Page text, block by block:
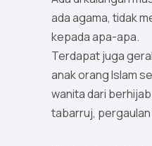
ada agama, tidak
kepada apa-apa.
Terdapat juga
anak orang Islam
wanita dari
tabarruj,